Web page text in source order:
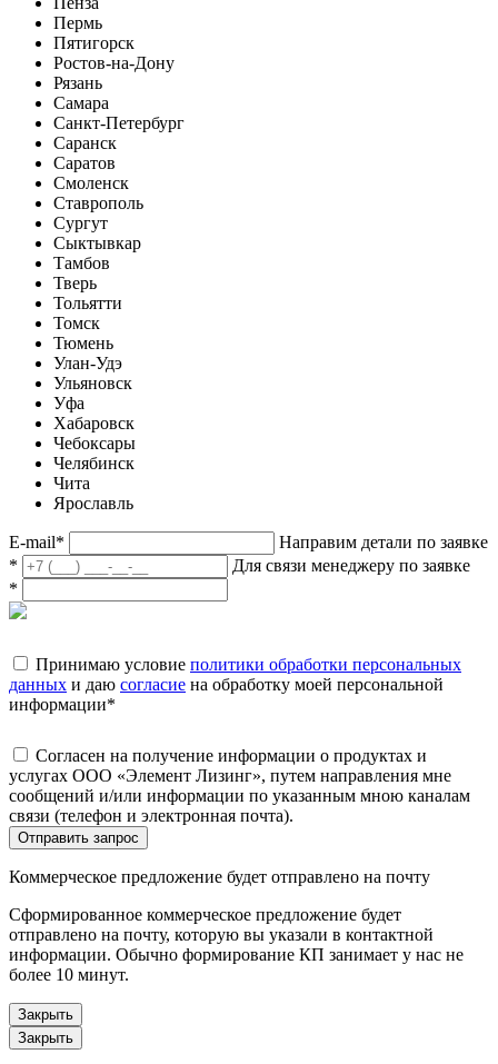
Пермь
Пятигорск
Ростов-на-Дону
Рязань
Самара
Санкт-Петербург
Саранск
Саратов
Смоленск
Ставрополь
Сургут
Сыктывкар
Тамбов
Тверь
Тольятти
Томск
Тюмень
Улан-Удэ
Ульяновск
Уфа
Хабаровск
Чебоксары
Челябинск
Чита
Ярославль
E-mail*
Направим детали по заявке
*
Для связи менеджеру по заявке
*
Принимаю условие политики обработки персональных
данных и даю согласие на обработку моей персональной
информации*
Согласен на получение информации о продуктах и
услугах ООО «Элемент Лизинг», путем направления мне
сообщений и/или информации по указанным мною каналам
связи (телефон и электронная почта).
Отправить запрос
Коммерческое предложение будет отправлено на почту
Сформированное коммерческое предложение будет
отправлено на почту, которую вы указали в контактной
информации. Обычно формирование КП занимает у нас не
более 10 минут.
Закрыть
Закрыть